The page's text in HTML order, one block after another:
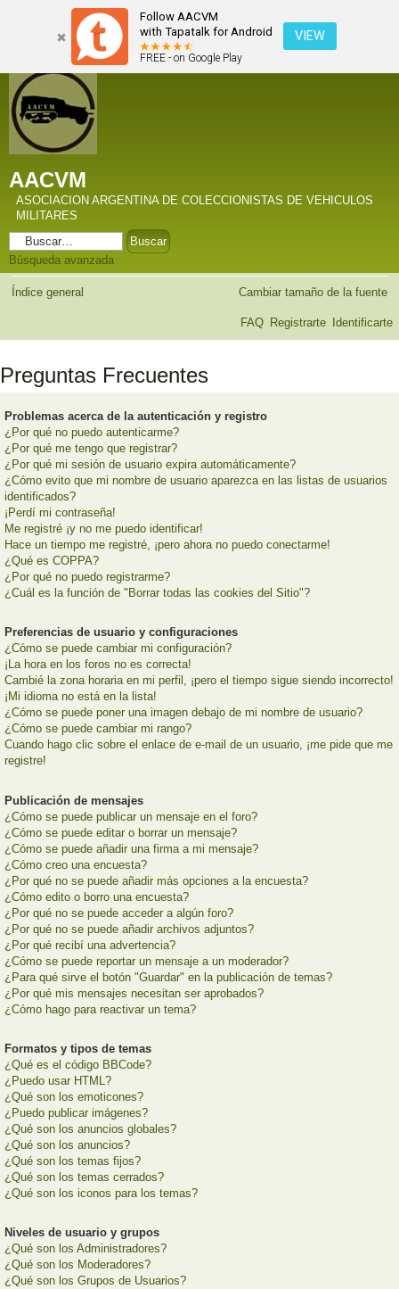
Follow AACVM
with Tapatalk for Android
FREE - on Google Play
VIEW
AACVM
ASOCIACION ARGENTINA DE COLECCIONISTAS DE VEHICULOS
MILITARES
Búsqueda avanzada
Índice general Cambiar tamaño de la fuente
FAQ Registrarte Identificarte
Preguntas Frecuentes
Problemas acerca de la autenticación y registro
¿Por qué no puedo autenticarme?
¿Por qué me tengo que registrar?
¿Por qué mi sesión de usuario expira automáticamente?
¿Cómo evito que mi nombre de usuario aparezca en las listas de usuarios
identificados?
¡Perdí mi contraseña!
Me registré ¡y no me puedo identificar!
Hace un tiempo me registré, ¡pero ahora no puedo conectarme!
¿Qué es COPPA?
¿Por qué no puedo registrarme?
¿Cuál es la función de "Borrar todas las cookies del Sitio"?
Preferencias de usuario y configuraciones
¿Cómo se puede cambiar mi configuración?
¡La hora en los foros no es correcta!
Cambié la zona horaria en mi perfil, ¡pero el tiempo sigue siendo incorrecto!
¡Mi idioma no está en la lista!
¿Cómo se puede poner una imagen debajo de mi nombre de usuario?
¿Cómo se puede cambiar mi rango?
Cuando hago clic sobre el enlace de e-mail de un usuario, ¡me pide que me
registre!
Publicación de mensajes
¿Cómo se puede publicar un mensaje en el foro?
¿Cómo se puede editar o borrar un mensaje?
¿Cómo se puede añadir una firma a mi mensaje?
¿Cómo creo una encuesta?
¿Por qué no se puede añadir más opciones a la encuesta?
¿Cómo edito o borro una encuesta?
¿Por qué no se puede acceder a algún foro?
¿Por qué no se puede añadir archivos adjuntos?
¿Por qué recibí una advertencia?
¿Cómo se puede reportar un mensaje a un moderador?
¿Para qué sirve el botón "Guardar" en la publicación de temas?
¿Por qué mis mensajes necesitan ser aprobados?
¿Cómo hago para reactivar un tema?
Formatos y tipos de temas
¿Qué es el código BBCode?
¿Puedo usar HTML?
¿Qué son los emoticones?
¿Puedo publicar imágenes?
¿Qué son los anuncios globales?
¿Qué son los anuncios?
¿Qué son los temas fijos?
¿Qué son los temas cerrados?
¿Qué son los iconos para los temas?
Niveles de usuario y grupos
¿Qué son los Administradores?
¿Qué son los Moderadores?
¿Qué son los Grupos de Usuarios?